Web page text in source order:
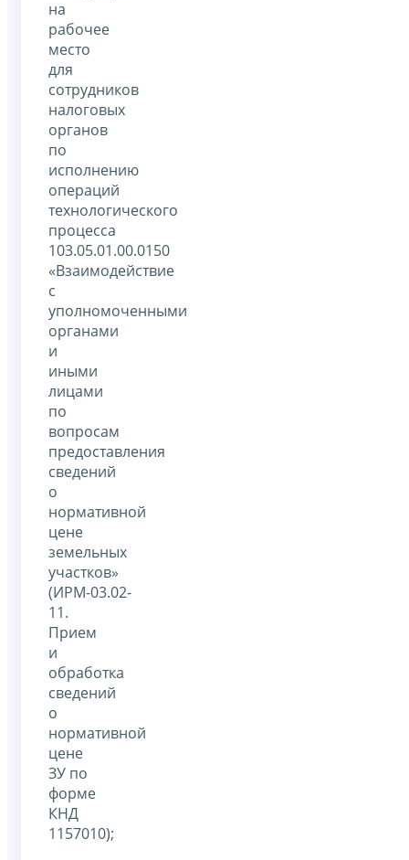
на
рабочее
место
для
сотрудников
налоговых
органов
по
исполнению
операций
технологического
процесса
103.05.01.00.0150
«Взаимодействие
с
уполномоченными
органами
и
иными
лицами
по
вопросам
предоставления
сведений
о
нормативной
цене
земельных
участков»
(ИРМ-03.02-
11.
Прием
и
обработка
сведений
о
нормативной
цене
ЗУ по
форме
КНД
1157010);